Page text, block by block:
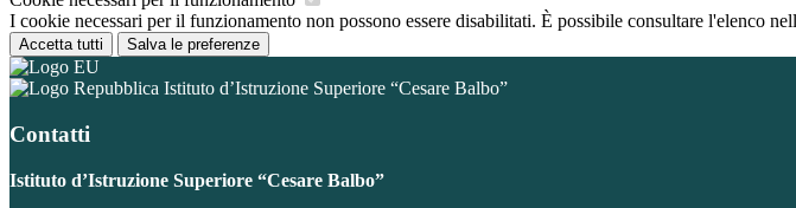
I cookie necessari per il funzionamento non possono essere disabilitati. È possibile consultare l'elenco
Accetta tutti Salva le preferenze
Istituto d’Istruzione Superiore “Cesare Balbo”
Contatti
Istituto d’Istruzione Superiore “Cesare Balbo”